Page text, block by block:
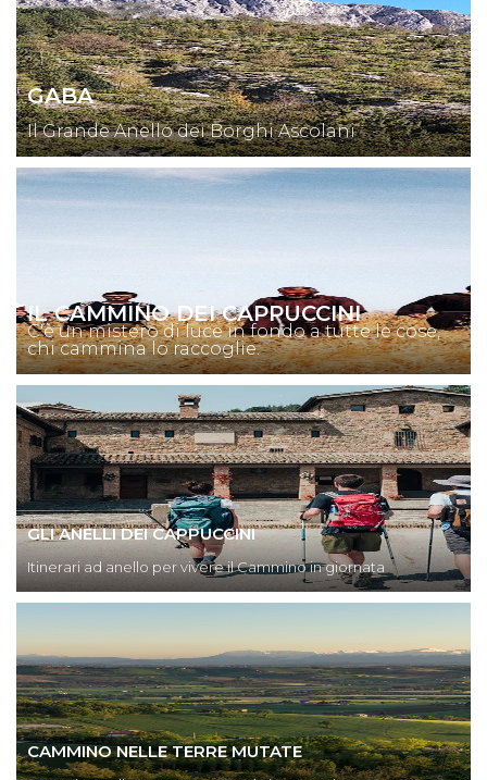
GABA
Il Grande Anello dei Borghi Ascolani
IL CAMMINO DEI CAPPUCCINI
C'è un mistero di luce in fondo a tutte le cose,
chi cammina lo raccoglie.
GLI ANELLI DEI CAPPUCCINI
Itinerari ad anello per vivere il Cammino in giornata
CAMMINO NELLE TERRE MUTATE